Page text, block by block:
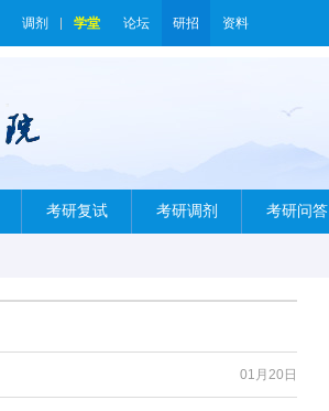
调剂 学堂 论坛 研招 资料
考研复试 考研调剂 考研问答
01月20日